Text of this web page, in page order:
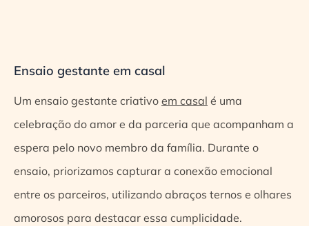
Ensaio gestante em casal
Um ensaio gestante criativo em casal é uma
celebração do amor e da parceria que acompanham a
espera pelo novo membro da família. Durante o
ensaio, priorizamos capturar a conexão emocional
entre os parceiros, utilizando abraços ternos e olhares
amorosos para destacar essa cumplicidade.